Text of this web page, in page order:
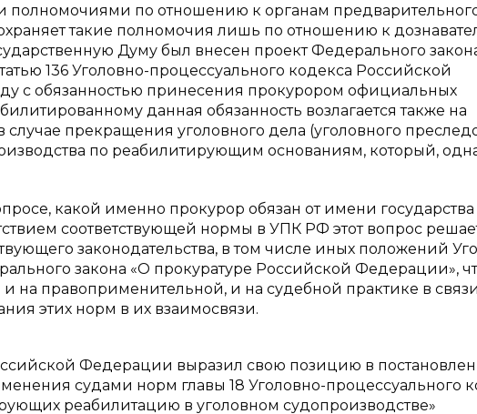
полномочиями по отношению к органам
такие полномочия лишь по отношению к
Думу был внесен проект Федерального
136 Уголовно-процессуального кодекса Российской
с обязанностью принесения прокурором официальных
данная обязанность возлагается также на
случае прекращения уголовного дела (уголовного
по реабилитирующим основаниям, который,
какой именно прокурор обязан от имени государства
соответствующей нормы в УПК РФ этот вопрос
законодательства, в том числе иных положений
закона «О прокуратуре Российской Федерации»,
и на правоприменительной, и на судебной практике в
этих норм в их взаимосвязи.
Федерации выразил свою позицию в
судами норм главы 18 Уголовно-процессуального
реабилитацию в уголовном судопроизводстве»